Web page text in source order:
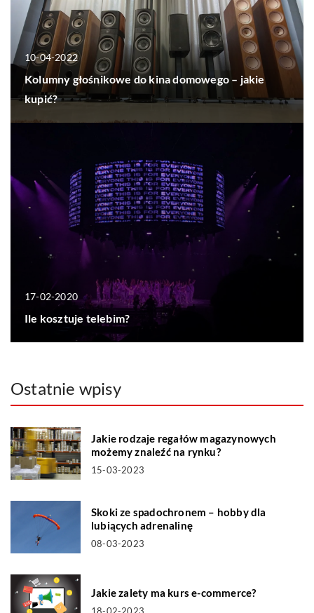
10-04-2022
Kolumny głośnikowe do kina domowego – jakie
kupić?
17-02-2020
Ile kosztuje telebim?
Ostatnie wpisy
Jakie rodzaje regałów magazynowych
możemy znaleźć na rynku?
15-03-2023
Skoki ze spadochronem – hobby dla
lubiących adrenalinę
08-03-2023
Jakie zalety ma kurs e-commerce?
18-02-2023